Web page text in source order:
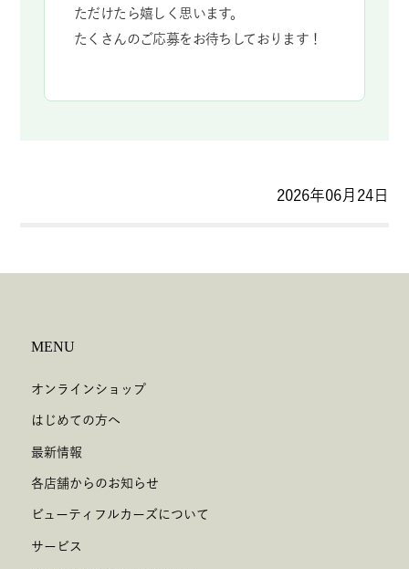
ただけたら嬉しく思います。
たくさんのご応募をお待ちしております！
2026年06月24日
MENU
オンラインショップ
はじめての方へ
最新情報
各店舗からのお知らせ
ビューティフルカーズについて
サービス